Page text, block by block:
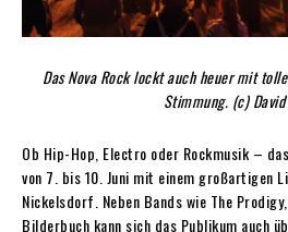
Das Nova Rock lockt auch heuer mit
Stimmung. (c)
Ob Hip-Hop, Electro oder Rockmusik –
von 7. bis 10. Juni mit einem großartigen
Nickelsdorf. Neben Bands wie The
Bilderbuch kann sich das Publikum auch